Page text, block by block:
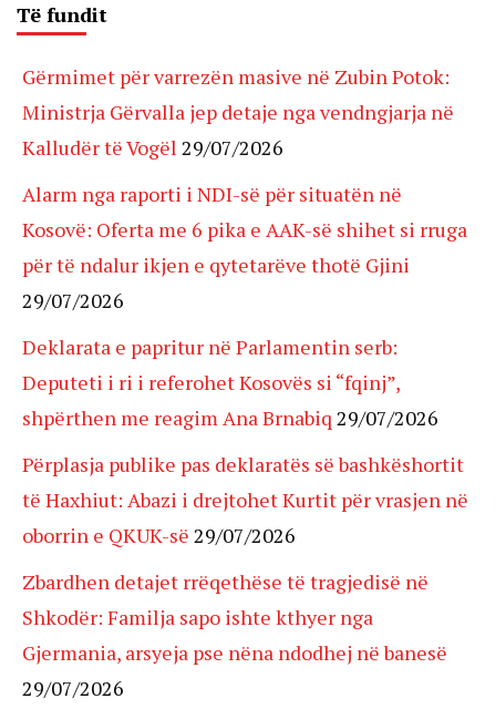
Të fundit
Gërmimet për varrezën masive në Zubin Potok:
Ministrja Gërvalla jep detaje nga vendngjarja në
Kalludër të Vogël 29/07/2026
Alarm nga raporti i NDI-së për situatën në
Kosovë: Oferta me 6 pika e AAK-së shihet si rruga
për të ndalur ikjen e qytetarëve thotë Gjini
29/07/2026
Deklarata e papritur në Parlamentin serb:
Deputeti i ri i referohet Kosovës si “fqinj”,
shpërthen me reagim Ana Brnabiq 29/07/2026
Përplasja publike pas deklaratës së bashkëshortit
të Haxhiut: Abazi i drejtohet Kurtit për vrasjen në
oborrin e QKUK-së 29/07/2026
Zbardhen detajet rrëqethëse të tragjedisë në
Shkodër: Familja sapo ishte kthyer nga
Gjermania, arsyeja pse nëna ndodhej në banesë
29/07/2026